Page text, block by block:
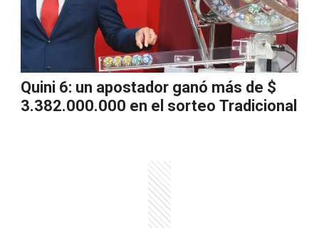
Quini 6: un apostador ganó más de $
3.382.000.000 en el sorteo Tradicional